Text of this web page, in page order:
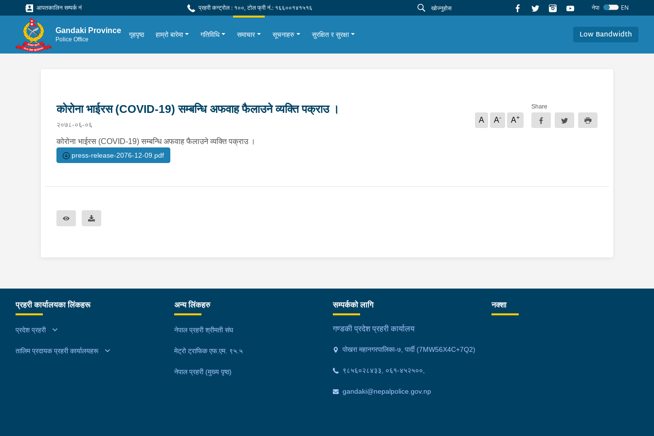
आपतकालिन सम्पर्क नं प्रहरी कन्ट्रोल : १००, टोल फ्री नं.: १६६००१४१५१६ नेपा EN
Gandaki Province
Police Office
गृहपृष्ठ हाम्रो बारेमा गतिविधि समाचार सूचनाहरु सुरक्षित र सुरक्षा Low Bandwidth
कोरोना भाईरस (COVID-19) सम्बन्धि अफवाह फैलाउने व्यक्ति पक्राउ ।
२०७८-०६-०६
A A- A+
Share
कोरोना भाईरस (COVID-19) सम्बन्धि अफवाह फैलाउने व्यक्ति पक्राउ ।
press-release-2076-12-09.pdf
प्रहरी कार्यालयका लिंकहरू
प्रदेश प्रहरी
तालिम प्रदायक प्रहरी कार्यालयहरू
अन्य लिंकहरु
नेपाल प्रहरी श्रीमती संघ
मेट्रो ट्राफिक एफ.एम. ९५.५
नेपाल प्रहरी (मुख्य पृष्ठ)
सम्पर्कको लागि
गण्डकी प्रदेश प्रहरी कार्यालय
पोखरा महानगरपालिका-७, पार्दी (7MW56X4C+7Q2)
९८५६०२८४३३, ०६१-४५२५००,
gandaki@nepalpolice.gov.np
नक्शा